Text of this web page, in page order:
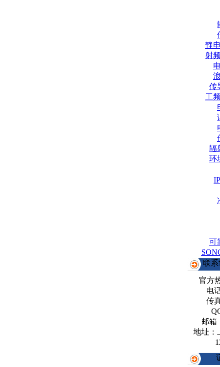
静
射
传
工
辐
环
可
联
官方
电
传
邮箱
地址：